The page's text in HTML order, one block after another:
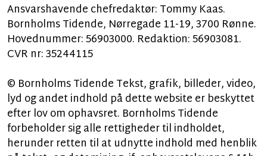
Ansvarshavende chefredaktør: Tommy Kaas.
Bornholms Tidende, Nørregade 11-19, 3700 Rønne.
Hovednummer: 56903000. Redaktion: 56903081.
CVR nr: 35244115
© Bornholms Tidende Tekst, grafik, billeder, video,
lyd og andet indhold på dette website er beskyttet
efter lov om ophavsret. Bornholms Tidende
forbeholder sig alle rettigheder til indholdet,
herunder retten til at udnytte indhold med henblik